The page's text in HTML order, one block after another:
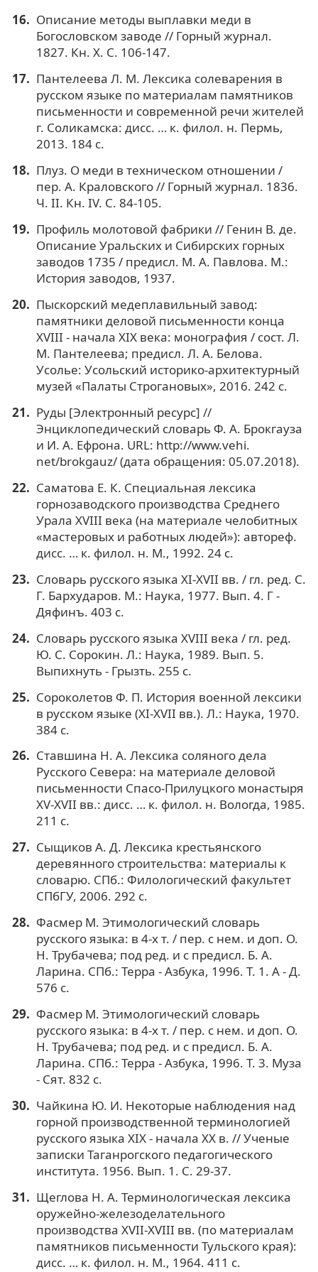
Описание методы выплавки меди в
Богословском заводе // Горный журнал.
1827. Кн. X. С. 106-147.
Пантелеева Л. М. Лексика солеварения в
русском языке по материалам памятников
письменности и современной речи жителей
г. Соликамска: дисс. … к. филол. н. Пермь,
2013. 184 c.
Плуз. О меди в техническом отношении /
пер. А. Краловского // Горный журнал. 1836.
Ч. II. Кн. IV. С. 84-105.
Профиль молотовой фабрики // Генин В. де.
Описание Уральских и Сибирских горных
заводов 1735 / предисл. М. А. Павлова. М.:
История заводов, 1937.
Пыскорский медеплавильный завод:
памятники деловой письменности конца
XVIII - начала XIX века: монография / сост. Л.
М. Пантелеева; предисл. Л. А. Белова.
Усолье: Усольский историко-архитектурный
музей «Палаты Строгановых», 2016. 242 с.
Руды [Электронный ресурс] //
Энциклопедический словарь Ф. А. Брокгауза
и И. А. Ефрона. URL: http://www.vehi.
net/brokgauz/ (дата обращения: 05.07.2018).
Саматова Е. К. Специальная лексика
горнозаводского производства Среднего
Урала XVIII века (на материале челобитных
«мастеровых и работных людей»): автореф.
дисс. … к. филол. н. М., 1992. 24 c.
Словарь русского языка XI-XVII вв. / гл. ред. С.
Г. Бархударов. М.: Наука, 1977. Вып. 4. Г -
Дяфинъ. 403 с.
Словарь русского языка XVIII века / гл. ред.
Ю. С. Сорокин. Л.: Наука, 1989. Вып. 5.
Выпихнуть - Грызть. 255 с.
Сороколетов Ф. П. История военной лексики
в русском языке (XI-XVII вв.). Л.: Наука, 1970.
384 с.
Ставшина Н. А. Лексика соляного дела
Русского Севера: на материале деловой
письменности Спасо-Прилуцкого монастыря
XV-ХVII вв.: дисс. … к. филол. н. Вологда, 1985.
211 c.
Сыщиков А. Д. Лексика крестьянского
деревянного строительства: материалы к
словарю. СПб.: Филологический факультет
СПбГУ, 2006. 292 с.
Фасмер М. Этимологический словарь
русского языка: в 4-х т. / пер. с нем. и доп. О.
Н. Трубачева; под ред. и с предисл. Б. А.
Ларина. СПб.: Терра - Азбука, 1996. Т. 1. А - Д.
576 с.
Фасмер М. Этимологический словарь
русского языка: в 4-х т. / пер. с нем. и доп. О.
Н. Трубачева; под ред. и с предисл. Б. А.
Ларина. СПб.: Терра - Азбука, 1996. Т. 3. Муза
- Сят. 832 с.
Чайкина Ю. И. Некоторые наблюдения над
горной производственной терминологией
русского языка XIX - начала XX в. // Ученые
записки Таганрогского педагогического
института. 1956. Вып. 1. С. 29-37.
Щеглова Н. А. Терминологическая лексика
оружейно-железоделательного
производства XVII-XVIII вв. (по материалам
памятников письменности Тульского края):
дисс. … к. филол. н. М., 1964. 411 c.